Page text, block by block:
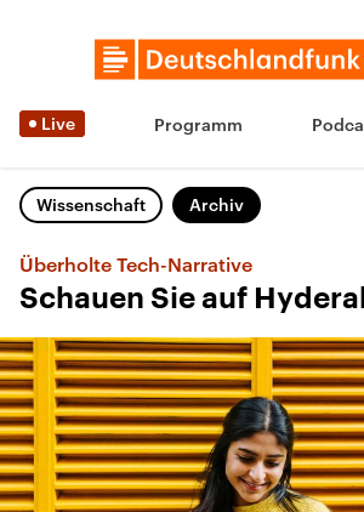
Live Programm
Wissenschaft Archiv
Überholte Tech-Narrative
Schauen Sie auf